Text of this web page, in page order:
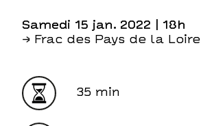
samedi 15 jan. 2022 | 18h
→ Frac des Pays de la Loire
35 min